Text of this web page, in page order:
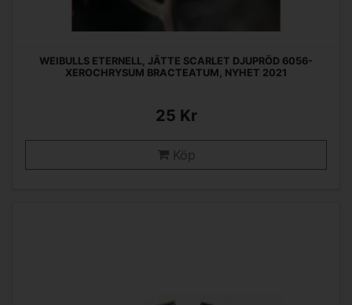
WEIBULLS ETERNELL, JÄTTE SCARLET DJUPRÖD 6056-
XEROCHRYSUM BRACTEATUM, NYHET 2021
25 Kr
Köp